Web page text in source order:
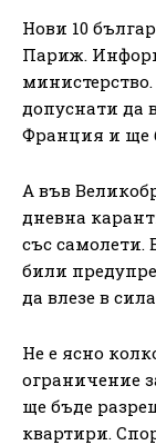
Нови 10
Париж.
допуснати да
Франция и ще
А във
дневна
със самолети.
били
да влезе в
Не е ясно
ограничение
ще бъде
квартири.